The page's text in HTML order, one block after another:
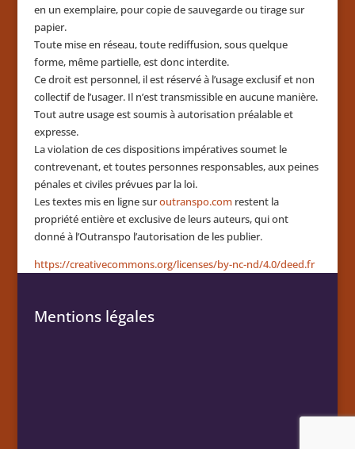
en un exemplaire, pour copie de sauvegarde ou tirage sur
papier.
Toute mise en réseau, toute rediffusion, sous quelque
forme, même partielle, est donc interdite.
Ce droit est personnel, il est réservé à l’usage exclusif et non
collectif de l’usager. Il n’est transmissible en aucune manière.
Tout autre usage est soumis à autorisation préalable et
expresse.
La violation de ces dispositions impératives soumet le
contrevenant, et toutes personnes responsables, aux peines
pénales et civiles prévues par la loi.
Les textes mis en ligne suroutranspo.comrestent la
propriété entière et exclusive de leurs auteurs, qui ont
donné à l’Outranspo l’autorisation de les publier.
https://creativecommons.org/licenses/by-nc-nd/4.0/deed.fr
Mentions légales